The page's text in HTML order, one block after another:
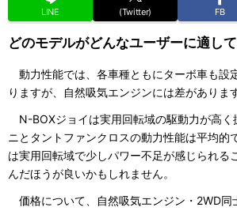
LINE (Twitter) FB
どのモデルがどんなユーザーに適し
動力性能では、各車種ともにターボ車も設
りますが、自然吸気エンジンには差があります
N-BOXジョイは実用回転域の駆動力が高く
ニとタントファンクロスの動力性能は平均的
は実用回転域で少しパワー不足が感じられる
んだほうが良いかもしれません。
価格について、自然吸気エンジン・2WD同